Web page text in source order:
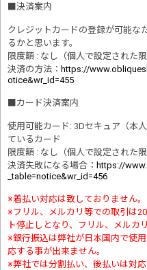
決済案内
クレジットカードの登録が可能な
るかと思います。
限度額 : なし（個人で設定された
決済の方法 ： https://
otice&wr_id=455
カード決済案内
使用可能カード: 3Dセキュア（本
ているカード
限度額 : なし（個人で設定された
決済失敗になる場合 ： https://
_table=notice&wr_id=456
※着払い対応は致しておりません。
※フリル、メルカリ等での取引は
ト停止しとなり、フリル、メルカ
※銀行振込は弊社が日本国内で使
応する事が出来ません。
※弊社では分割払い、後払いは対